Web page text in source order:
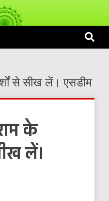
से सीख लें। एसडीम
के
लें।